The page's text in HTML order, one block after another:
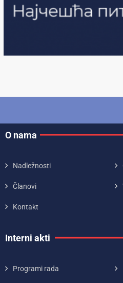
O nama
Nadležnosti
Članovi
Kontakt
Interni akti
Programi rada